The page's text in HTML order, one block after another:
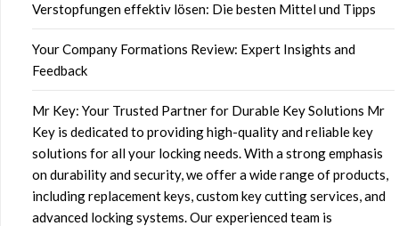
Verstopfungen effektiv lösen: Die besten Mittel und Tipps
Your Company Formations Review: Expert Insights and
Feedback
Mr Key: Your Trusted Partner for Durable Key Solutions Mr
Key is dedicated to providing high-quality and reliable key
solutions for all your locking needs. With a strong emphasis
on durability and security, we offer a wide range of products,
including replacement keys, custom key cutting services, and
advanced locking systems. Our experienced team is